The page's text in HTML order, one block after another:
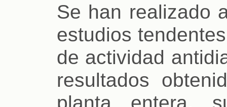
Se han realizado
estudios
de actividad
resultados
planta entera,